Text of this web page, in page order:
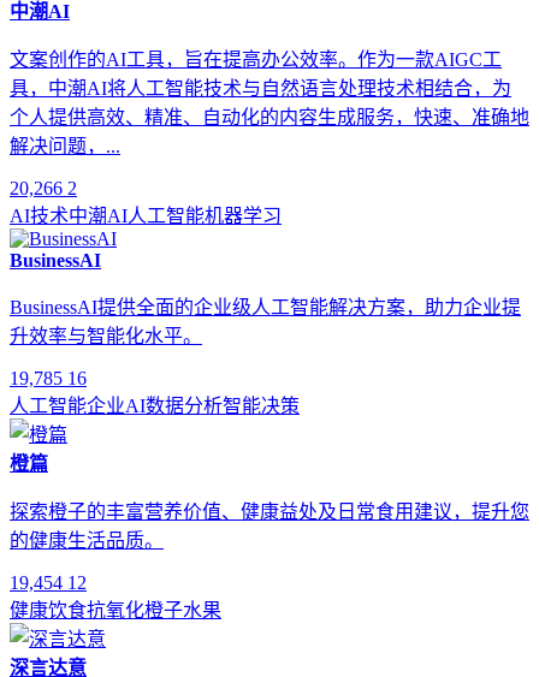
中潮AI
文案创作的AI工具，旨在提高办公效率。作为一款AIGC工
具，中潮AI将人工智能技术与自然语言处理技术相结合，为
个人提供高效、精准、自动化的内容生成服务，快速、准确地
解决问题，...
20,266 2
AI技术中潮AI人工智能机器学习
BusinessAI
BusinessAI提供全面的企业级人工智能解决方案，助力企业提
升效率与智能化水平。
19,785 16
人工智能企业AI数据分析智能决策
橙篇
探索橙子的丰富营养价值、健康益处及日常食用建议，提升您
的健康生活品质。
19,454 12
健康饮食抗氧化橙子水果
深言达意